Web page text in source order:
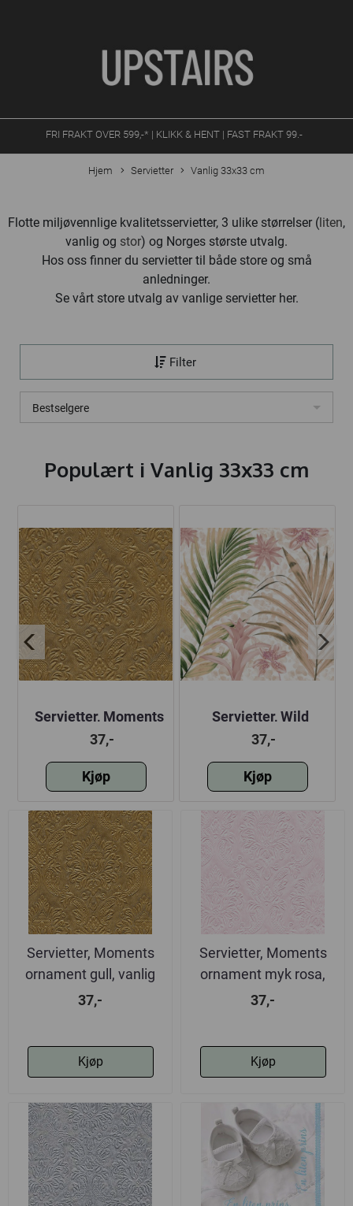
FRI FRAKT OVER 599,-* | KLIKK & HENT | FAST FRAKT 99.-
Hjem Servietter Vanlig 33x33 cm
Flotte miljøvennlige kvalitetsservietter, 3 ulike størrelser (liten,
vanlig og stor) og Norges største utvalg.
Hos oss finner du servietter til både store og små
anledninger.
Se vårt store utvalg av vanlige servietter her.
Filter
Bestselgere
Populært i Vanlig 33x33 cm
Servietter, Moments
ornament gull, vanlig
37,-
Kjøp
Servietter, Wild
palms, vanlig
37,-
Kjøp
Servietter, Moments
ornament gull, vanlig
37,-
Kjøp
Servietter, Moments
ornament myk rosa,
vanlig
37,-
Kjøp